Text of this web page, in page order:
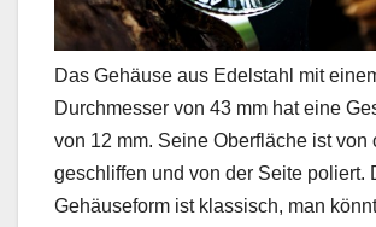
Das Gehäuse aus Edelstahl mit
Durchmesser von 43 mm hat eine
von 12 mm. Seine Oberfläche ist von
geschliffen und von der Seite poliert.
Gehäuseform ist klassisch, man